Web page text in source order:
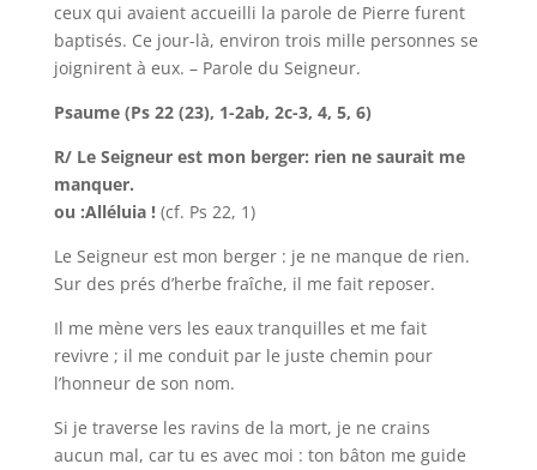
ceux qui avaient accueilli la parole de Pierre furent
baptisés. Ce jour-là, environ trois mille personnes se
joignirent à eux. – Parole du Seigneur.
Psaume (Ps 22 (23), 1-2ab, 2c-3, 4, 5, 6)
R/ Le Seigneur est mon berger: rien ne saurait me
manquer.
ou :Alléluia !(cf. Ps 22, 1)
Le Seigneur est mon berger : je ne manque de rien.
Sur des prés d’herbe fraîche, il me fait reposer.
Il me mène vers les eaux tranquilles et me fait
revivre ; il me conduit par le juste chemin pour
l’honneur de son nom.
Si je traverse les ravins de la mort, je ne crains
aucun mal, car tu es avec moi : ton bâton me guide